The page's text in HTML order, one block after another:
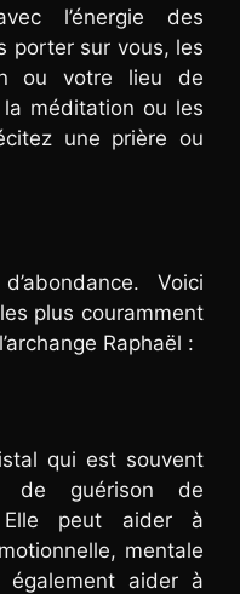
l’énergie des
porter sur vous, les
ou votre lieu de
méditation ou les
une prière ou
Voici
plus couramment
Raphaël :
qui est souvent
de guérison de
Elle peut aider à
mentale
aider à